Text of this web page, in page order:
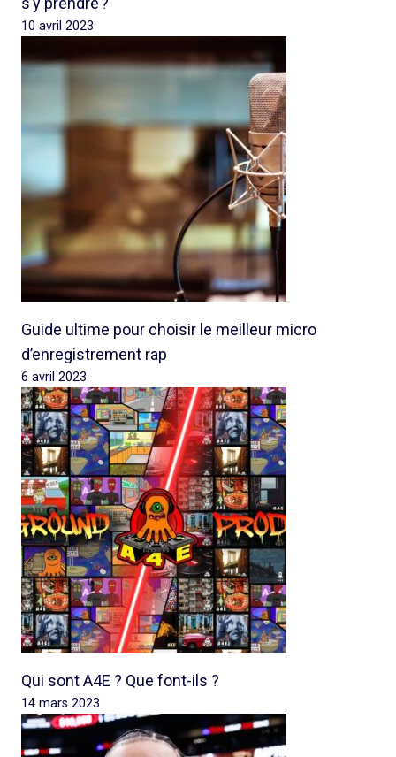
10 avril 2023
Guide ultime pour choisir le meilleur micro
d’enregistrement rap
6 avril 2023
Qui sont A4E ? Que font-ils ?
14 mars 2023